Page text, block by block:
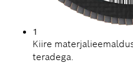
1
Kiire
teradega.